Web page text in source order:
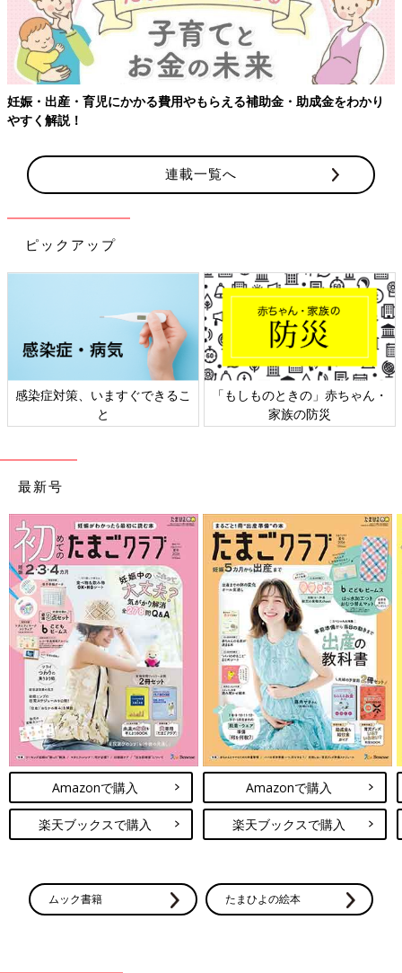
妊娠・出産・育児にかかる費用やもらえる補助金・助成金をわかり
やすく解説！
連載一覧へ
ピックアップ
感染症対策、いますぐできるこ
と
「もしものときの」赤ちゃん・
家族の防災
最新号
Amazonで購入
楽天ブックスで購入
Amazonで購入
楽天ブックスで購入
ムック書籍 たまひよの絵本